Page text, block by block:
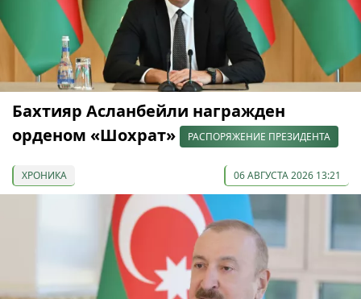
Бахтияр Асланбейли награжден
орденом «Шохрат»
РАСПОРЯЖЕНИЕ ПРЕЗИДЕНТА
ХРОНИКА 06 АВГУСТА 2026 13:21